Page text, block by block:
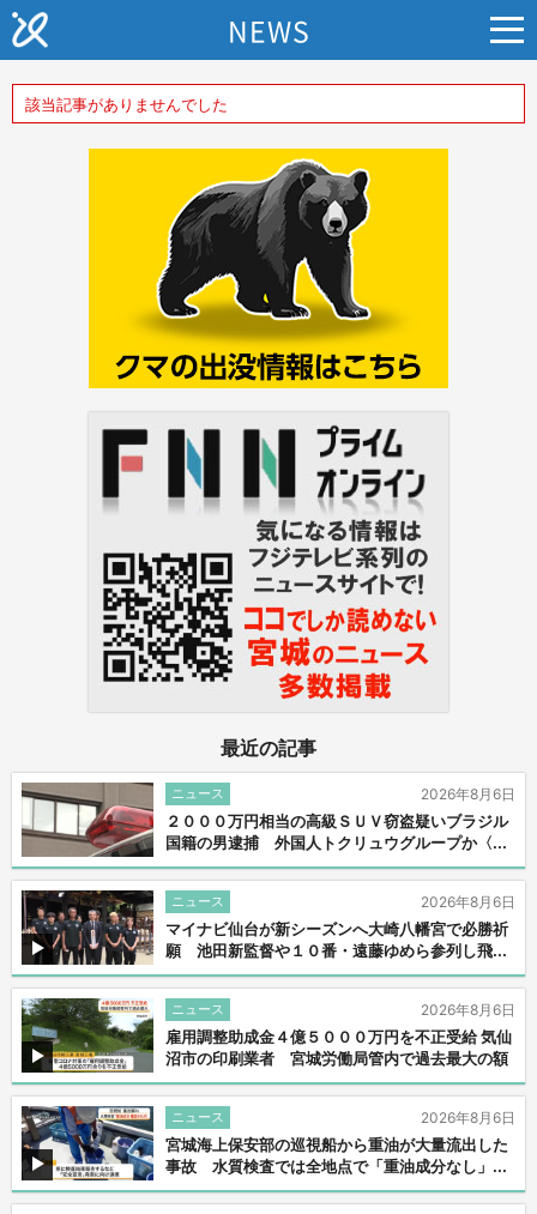
NEWS
該当記事がありませんでした
最近の記事
ニュース
２０００万円相当の高級ＳＵＶ窃盗疑いブラジル
国籍の男逮捕 外国人トクリュウグループか〈...
2026年8月6日
ニュース
マイナビ仙台が新シーズンへ大崎八幡宮で必勝祈
願 池田新監督や１０番・遠藤ゆめら参列し飛...
2026年8月6日
ニュース
雇用調整助成金４億５０００万円を不正受給 気仙
沼市の印刷業者 宮城労働局管内で過去最大の額
2026年8月6日
ニュース
宮城海上保安部の巡視船から重油が大量流出した
事故 水質検査では全地点で「重油成分なし」...
2026年8月6日